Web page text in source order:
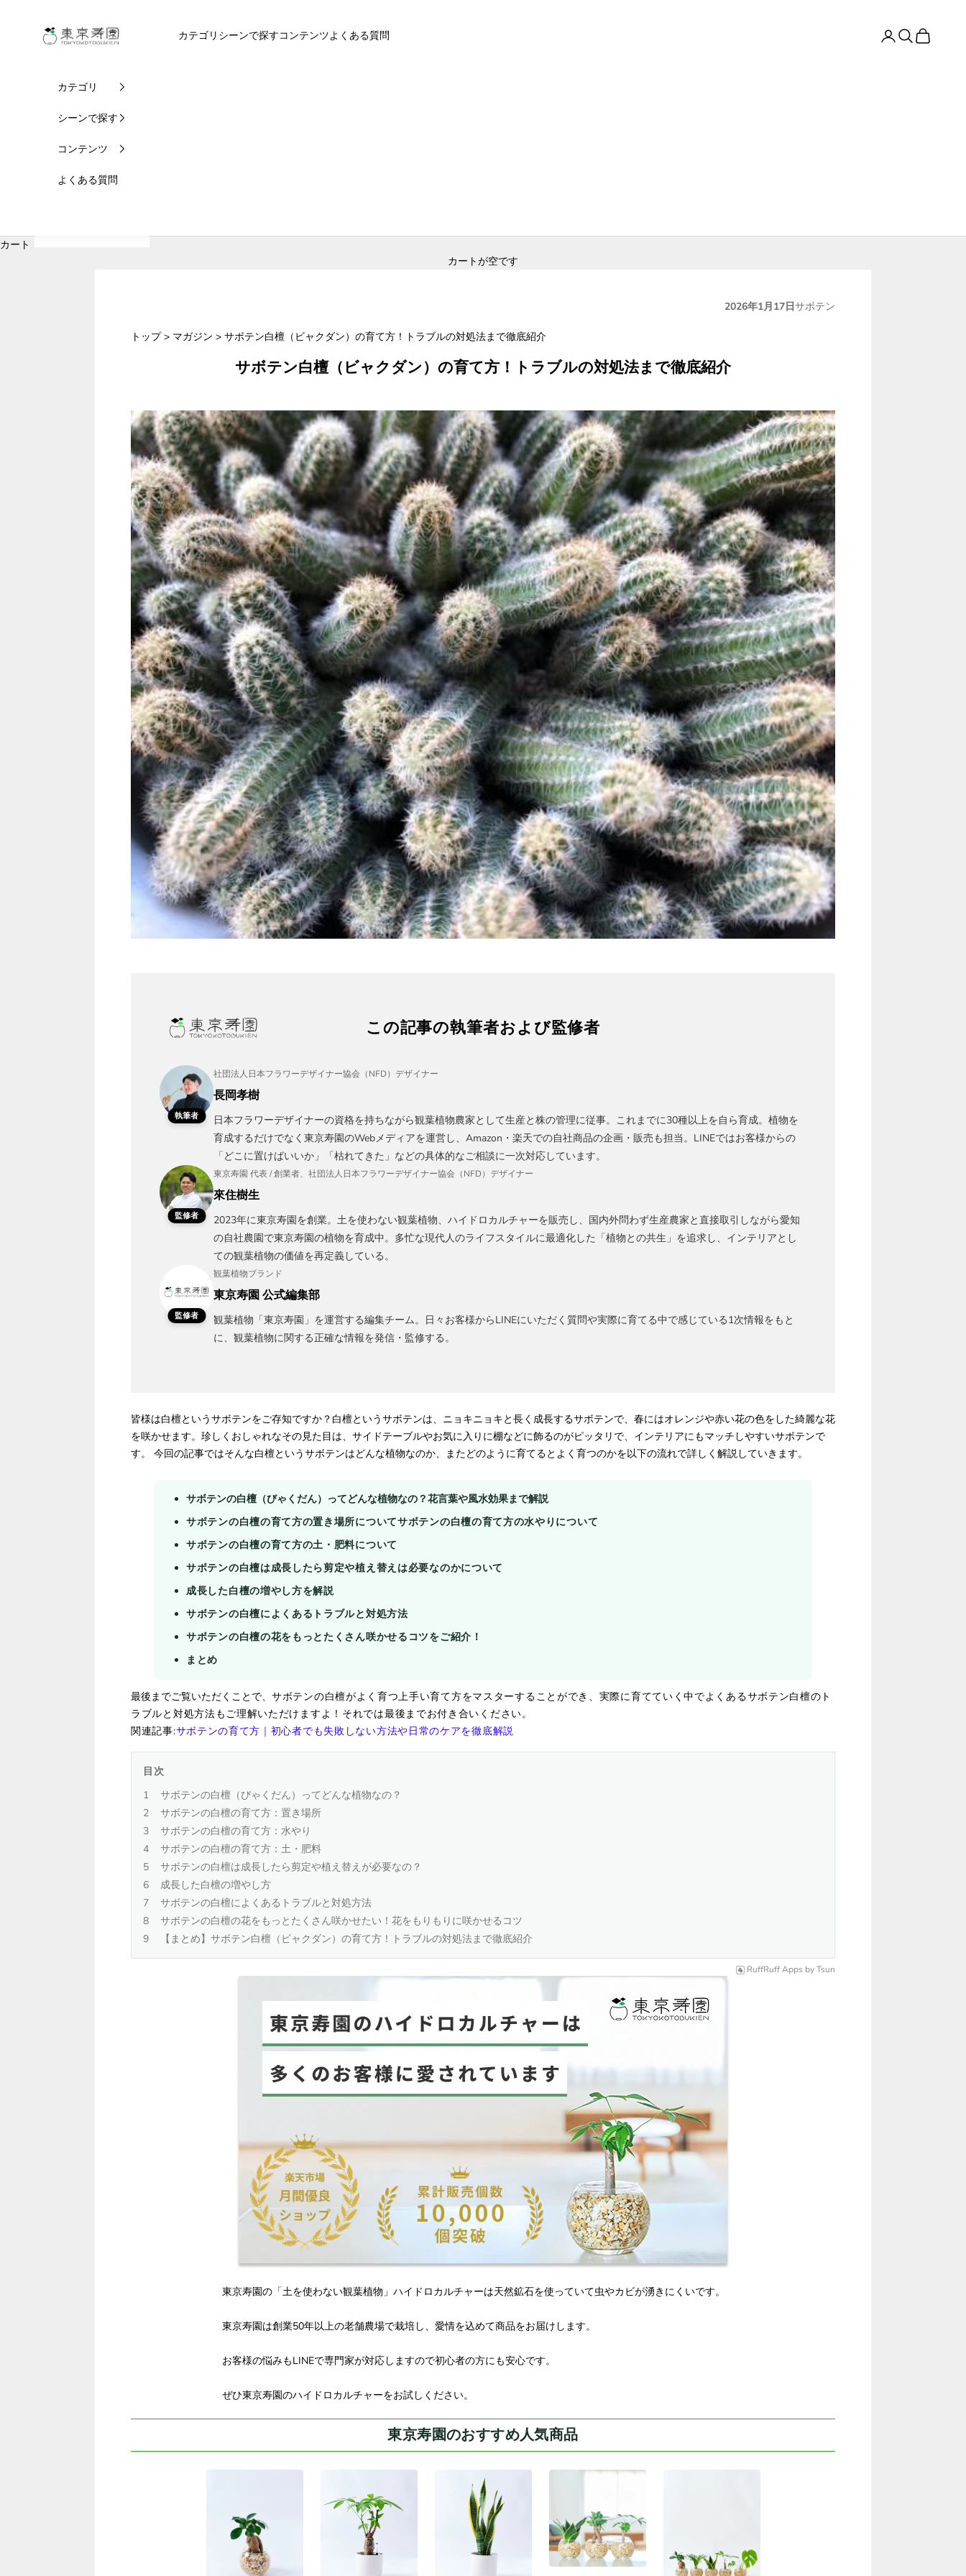
東京寿園
カテゴリ シーンで探すコンテンツよくある質問 ログイン
検索カート
カテゴリ
シーンで探す
コンテンツ
よくある質問
カート
カートが空です
2026年1月17日サボテン
トップ > マガジン > サボテン白檀（ビャクダン）の育て方！トラブルの対処法まで徹底紹介
サボテン白檀（ビャクダン）の育て方！トラブルの対処法まで徹底紹介
この記事の執筆者および監修者
執筆者
社団法人日本フラワーデザイナー協会（NFD）デザイナー
長岡孝樹
日本フラワーデザイナーの資格を持ちながら観葉植物農家として生産と株の管理に従事。これまでに30種以上を自ら育成。植物を
育成するだけでなく東京寿園のWebメディアを運営し、Amazon・楽天での自社商品の企画・販売も担当。LINEではお客様からの
「どこに置けばいいか」「枯れてきた」などの具体的なご相談に一次対応しています。
監修者
東京寿園 代表 / 創業者、社団法人日本フラワーデザイナー協会（NFD）デザイナー
來住樹生
2023年に東京寿園を創業。土を使わない観葉植物、ハイドロカルチャーを販売し、国内外問わず生産農家と直接取引しながら愛知
の自社農園で東京寿園の植物を育成中。多忙な現代人のライフスタイルに最適化した「植物との共生」を追求し、インテリアとし
ての観葉植物の価値を再定義している。
監修者
観葉植物ブランド
東京寿園 公式編集部
観葉植物「東京寿園」を運営する編集チーム。日々お客様からLINEにいただく質問や実際に育てる中で感じている1次情報をもと
に、観葉植物に関する正確な情報を発信・監修する。
皆様は白檀というサボテンをご存知ですか？白檀というサボテンは、ニョキニョキと長く成長するサボテンで、春にはオレンジや赤い花の色をした綺麗な花
を咲かせます。珍しくおしゃれなその見た目は、サイドテーブルやお気に入りに棚などに飾るのがピッタリで、インテリアにもマッチしやすいサボテンで
す。 今回の記事ではそんな白檀というサボテンはどんな植物なのか、またどのように育てるとよく育つのかを以下の流れで詳しく解説していきます。
サボテンの白檀（びゃくだん）ってどんな植物なの？花言葉や風水効果まで解説
サボテンの白檀の育て方の置き場所についてサボテンの白檀の育て方の水やりについて
サボテンの白檀の育て方の土・肥料について
サボテンの白檀は成長したら剪定や植え替えは必要なのかについて
成長した白檀の増やし方を解説
サボテンの白檀によくあるトラブルと対処方法
サボテンの白檀の花をもっとたくさん咲かせるコツをご紹介！
まとめ
最後までご覧いただくことで、 サボテンの白檀がよく育つ上手い育て方をマスターすることができ、実際に育てていく中でよくあるサボテン白檀のト
ラブルと対処方法もご理解いただけますよ！それでは最後までお付き合いください。
関連記事:サボテンの育て方｜初心者でも失敗しない方法や日常のケアを徹底解説
目次
サボテンの白檀（びゃくだん）ってどんな植物なの？
サボテンの白檀の育て方：置き場所
サボテンの白檀の育て方：水やり
サボテンの白檀の育て方：土・肥料
サボテンの白檀は成長したら剪定や植え替えが必要なの？
成長した白檀の増やし方
サボテンの白檀によくあるトラブルと対処方法
サボテンの白檀の花をもっとたくさん咲かせたい！花をもりもりに咲かせるコツ
【まとめ】サボテン白檀（ビャクダン）の育て方！トラブルの対処法まで徹底紹介
RuffRuff Apps byTsun
東京寿園の「土を使わない観葉植物」ハイドロカルチャーは天然鉱石を使っていて虫やカビが湧きにくいです。
東京寿園は創業50年以上の老舗農場で栽培し、愛情を込めて商品をお届けします。
お客様の悩みもLINEで専門家が対応しますので初心者の方にも安心です。
ぜひ東京寿園のハイドロカルチャーをお試しください。
東京寿園のおすすめ人気商品